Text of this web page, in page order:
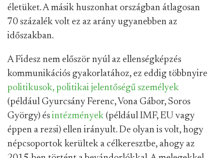
életüket. A másik huszonhat országban átlagosan
70 százalék volt ez az arány ugyanebben az
időszakban.
A Fidesz nem először nyúl az ellenségképzés
kommunikációs gyakorlatához, ez eddig többnyire
politikusok, politikai jelentőségű személyek
(például Gyurcsány Ferenc, Vona Gábor, Soros
György) és intézmények (például IMF, EU vagy
éppen a rezsi) ellen irányult. De olyan is volt, hogy
népcsoportok kerültek a célkeresztbe, ahogy az